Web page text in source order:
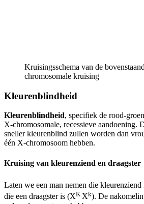
Kruisingsschema van de
chromosomale kruising
Kleurenblindheid
Kleurenblindheid, specifiek de rood-
X-chromosomale, recessieve aandoening.
sneller kleurenblind zullen worden dan
één X-chromosoom hebben.
Kruising van kleurenziend en draagster
Laten we een man nemen die kleurenziend
die een draagster is (XK Xk). De